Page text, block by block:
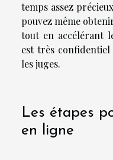
temps assez
pouvez même
tout en accélérant
est très
les juges.
Les étapes
en ligne